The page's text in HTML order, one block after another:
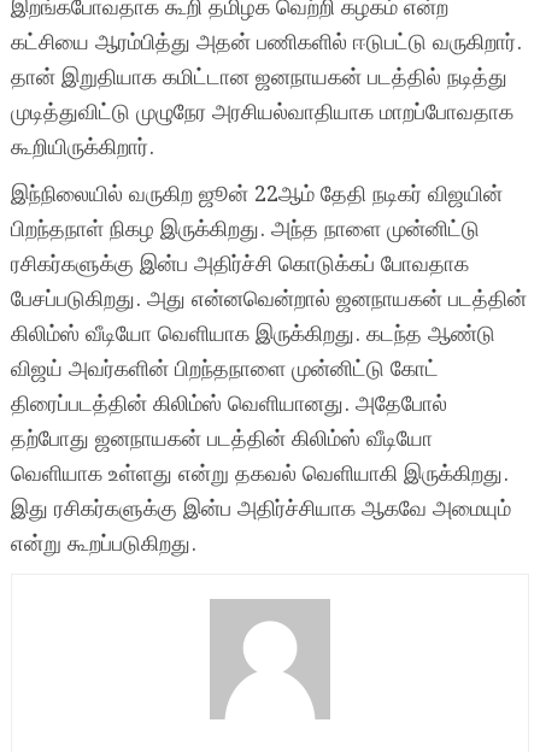
இறங்கபோவதாக கூறி தமிழக வெற்றி கழகம் என்ற
கட்சியை ஆரம்பித்து அதன் பணிகளில் ஈடுபட்டு வருகிறார்.
தான் இறுதியாக கமிட்டான ஜனநாயகன் படத்தில் நடித்து
முடித்துவிட்டு முழுநேர அரசியல்வாதியாக மாறப்போவதாக
கூறியிருக்கிறார்.
இந்நிலையில் வருகிற ஜூன் 22ஆம் தேதி நடிகர் விஜயின்
பிறந்தநாள் நிகழ இருக்கிறது. அந்த நாளை முன்னிட்டு
ரசிகர்களுக்கு இன்ப அதிர்ச்சி கொடுக்கப் போவதாக
பேசப்படுகிறது. அது என்னவென்றால் ஜனநாயகன் படத்தின்
கிலிம்ஸ் வீடியோ வெளியாக இருக்கிறது. கடந்த ஆண்டு
விஜய் அவர்களின் பிறந்தநாளை முன்னிட்டு கோட்
திரைப்படத்தின் கிலிம்ஸ் வெளியானது. அதேபோல்
தற்போது ஜனநாயகன் படத்தின் கிலிம்ஸ் வீடியோ
வெளியாக உள்ளது என்று தகவல் வெளியாகி இருக்கிறது.
இது ரசிகர்களுக்கு இன்ப அதிர்ச்சியாக ஆகவே அமையும்
என்று கூறப்படுகிறது.